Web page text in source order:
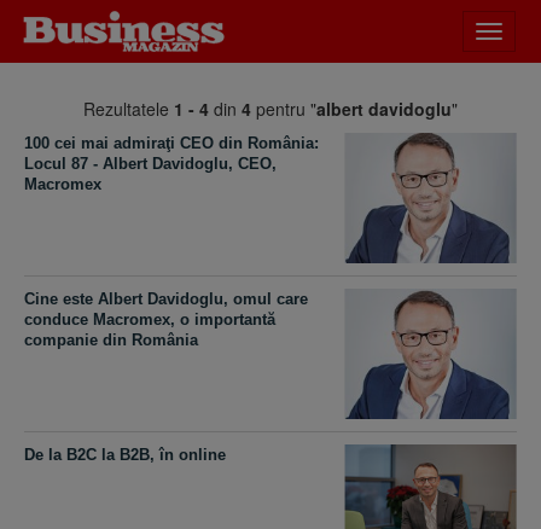
meniu
Rezultatele 1 - 4 din 4 pentru "albert davidoglu"
100 cei mai admiraţi CEO din România:
Locul 87 - Albert Davidoglu, CEO,
Macromex
Cine este Albert Davidoglu, omul care
conduce Macromex, o importantă
companie din România
De la B2C la B2B, în online